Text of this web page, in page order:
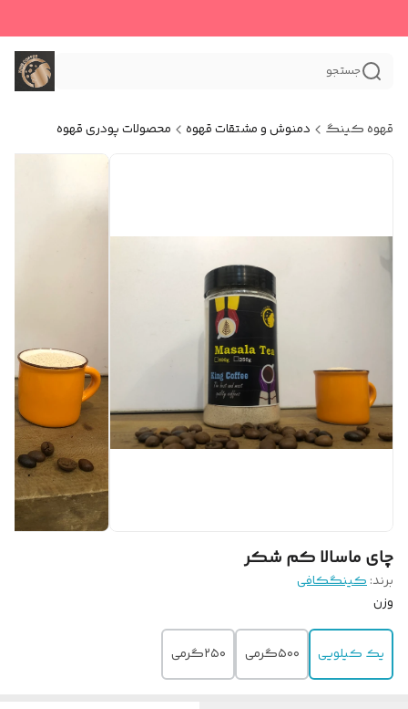
جستجو
قهوه کینگ دمنوش و مشتقات قهوه محصولات پودری قهوه
چای ماسالا کم شکر
برند:کینگکافی
وزن
یک کیلویی ۵۰۰گرمی ۲۵۰گرمی